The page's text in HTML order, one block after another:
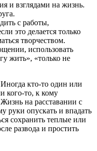
и взглядами на жизнь.
с работы,
это делается только
творчеством.
использовать
жить», «только не
кто-то один или
кого-то, к кому
на расставании с
руки опускать и впадать
сохранить теплые или
развода и простить